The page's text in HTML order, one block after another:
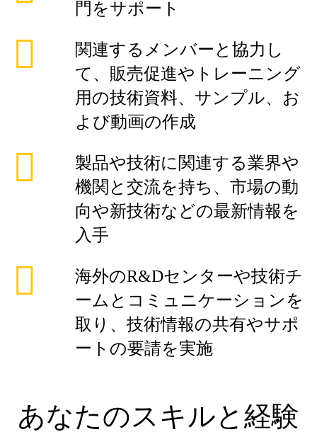
門をサポート
関連するメンバーと協力し
て、販売促進やトレーニング
用の技術資料、サンプル、お
よび動画の作成
製品や技術に関連する業界や
機関と交流を持ち、市場の動
向や新技術などの最新情報を
入手
海外のR&Dセンターや技術チ
ームとコミュニケーションを
取り、技術情報の共有やサポ
ートの要請を実施
あなたのスキルと経験